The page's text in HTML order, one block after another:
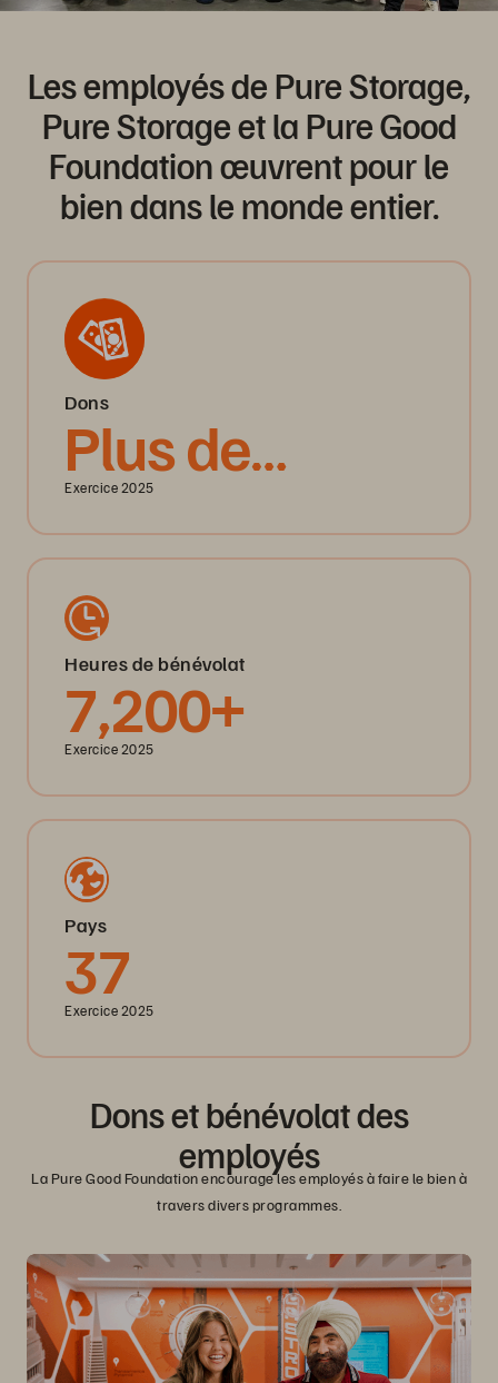
Les employés de Pure Storage,
Pure Storage et la Pure Good
Foundation œuvrent pour le
bien dans le monde entier.
Dons
Plus de
2,4 millions de
$
Exercice 2025
Heures de bénévolat
7,200+
Exercice 2025
Pays
37
Exercice 2025
Dons et bénévolat des
employés
La Pure Good Foundation encourage les employés à faire le bien à
travers divers programmes.